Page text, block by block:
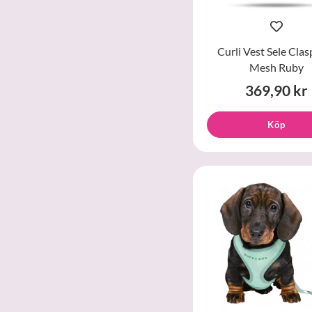
Curli Vest Sele
Mesh Ruby
369,90 kr
Köp